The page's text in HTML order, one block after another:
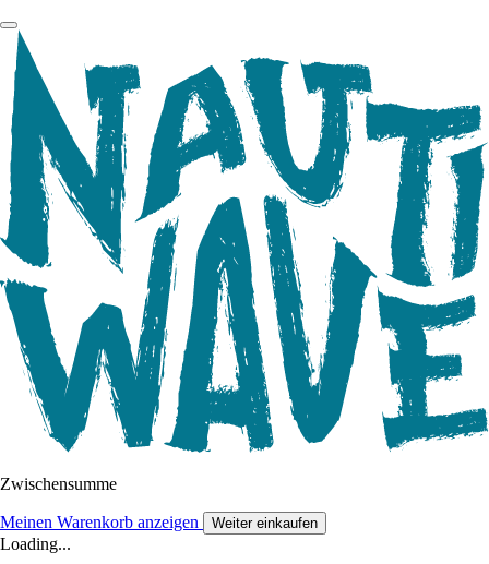
Zwischensumme
Meinen Warenkorb anzeigen Weiter einkaufen
Loading...